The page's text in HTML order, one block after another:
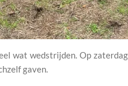
wat wedstrijden. Op
gaven.